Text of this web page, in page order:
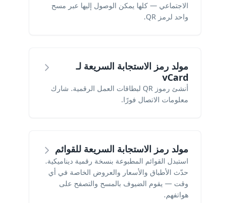
الاجتماعي — كلها يمكن الوصول إليها عبر مسح
واحد لرمز QR.
مولد رمز الاستجابة السريعة لـ
vCard
أنشئ رموز QR لبطاقات العمل الرقمية. شارك
معلومات الاتصال فورًا.
مولد رمز الاستجابة السريعة للقوائم
استبدل القوائم المطبوعة بنسخة رقمية ديناميكية.
حدّث الأطباق والأسعار والعروض الخاصة في أي
وقت — يقوم الضيوف بالمسح والتصفح على
هواتفهم.